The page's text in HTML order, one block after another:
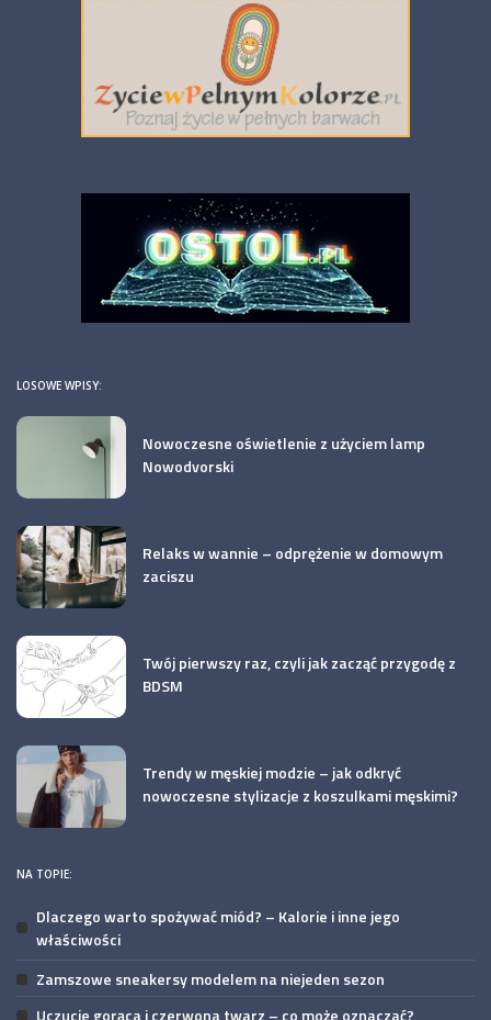
LOSOWE WPISY:
Nowoczesne oświetlenie z użyciem lamp
Nowodvorski
Relaks w wannie – odprężenie w domowym
zaciszu
Twój pierwszy raz, czyli jak zacząć przygodę z
BDSM
Trendy w męskiej modzie – jak odkryć
nowoczesne stylizacje z koszulkami męskimi?
NA TOPIE:
Dlaczego warto spożywać miód? – Kalorie i inne jego
właściwości
Zamszowe sneakersy modelem na niejeden sezon
Uczucie gorąca i czerwona twarz – co może oznaczać?